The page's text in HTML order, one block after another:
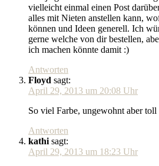
vielleicht einmal einen Post
alles mit Nieten anstellen kann,
können und Ideen generell. Ich
gerne welche von dir bestellen,
ich machen könnte damit :)
Antworten
Floyd sagt:
April 29, 2013 um 20:08 Uhr
So viel Farbe, ungewohnt aber toll
Antworten
kathi sagt:
April 29, 2013 um 18:23 Uhr